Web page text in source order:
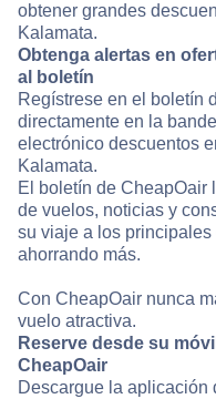
obtener grandes
Kalamata.
Obtenga alertas en
al boletín
Regístrese en el boletín
directamente en la
electrónico descuentos
Kalamata.
El boletín de CheapOair
de vuelos, noticias y
su viaje a los
ahorrando más.
Con CheapOair nunca
vuelo atractiva.
Reserve desde su
CheapOair
Descargue la aplicación